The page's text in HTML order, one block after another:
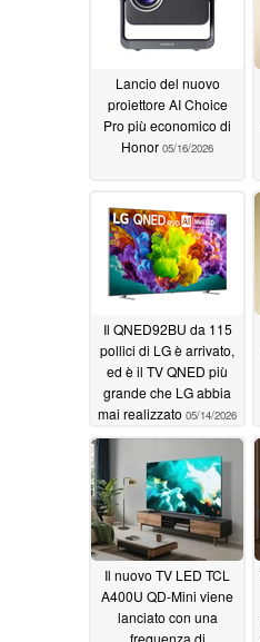
Lancio del nuovo
proiettore AI Choice
Pro più economico di
Honor 05/16/2026
Il QNED92BU da 115
pollici di LG è arrivato,
ed è il TV QNED più
grande che LG abbia
mai realizzato 05/14/2026
Il nuovo TV LED TCL
A400U QD-Mini viene
lanciato con una
frequenza di